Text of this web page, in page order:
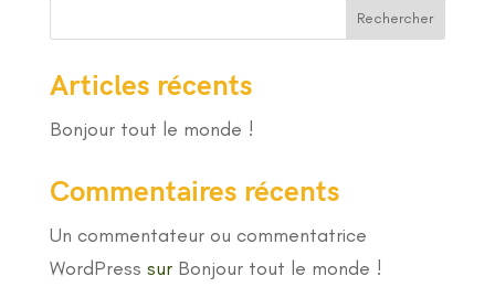
Rechercher
Articles récents
Bonjour tout le monde !
Commentaires récents
Un commentateur ou commentatrice
WordPress sur Bonjour tout le monde !